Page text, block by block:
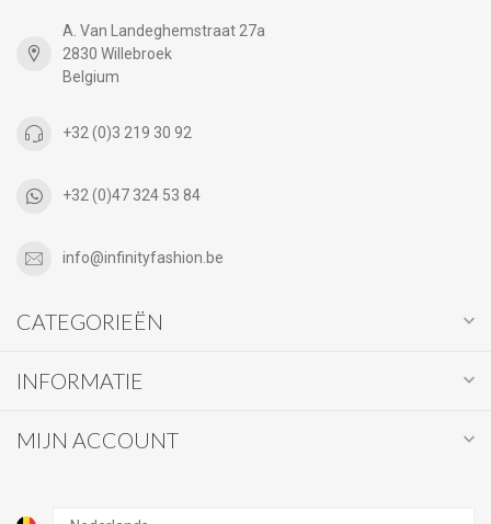
A. Van Landeghemstraat 27a
2830 Willebroek
Belgium
+32 (0)3 219 30 92
+32 (0)47 324 53 84
info@infinityfashion.be
CATEGORIEËN
INFORMATIE
MIJN ACCOUNT